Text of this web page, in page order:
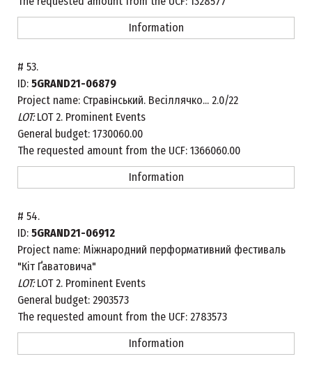
Information
# 53.
ID: 5GRAND21-06879
Project name: Стравінський. Весіллячко... 2.0/22
LOT:LOT 2. Prominent Events
General budget: 1730060.00
The requested amount from the UCF: 1366060.00
Information
# 54.
ID: 5GRAND21-06912
Project name: Міжнародний перформативний фестиваль
"Кіт Ґаватовича"
LOT:LOT 2. Prominent Events
General budget: 2903573
The requested amount from the UCF: 2783573
Information